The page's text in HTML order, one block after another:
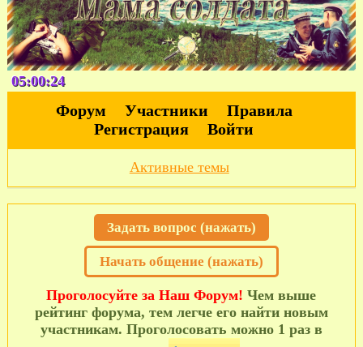
05:00:24
Форум Участники
Правила
Регистрация
Войти
Активные темы
Задать вопрос (нажать)
Начать общение (нажать)
Проголосуйте за Наш Форум! Чем выше
рейтинг форума, тем легче его найти новым
участникам. Проголосовать можно 1 раз в